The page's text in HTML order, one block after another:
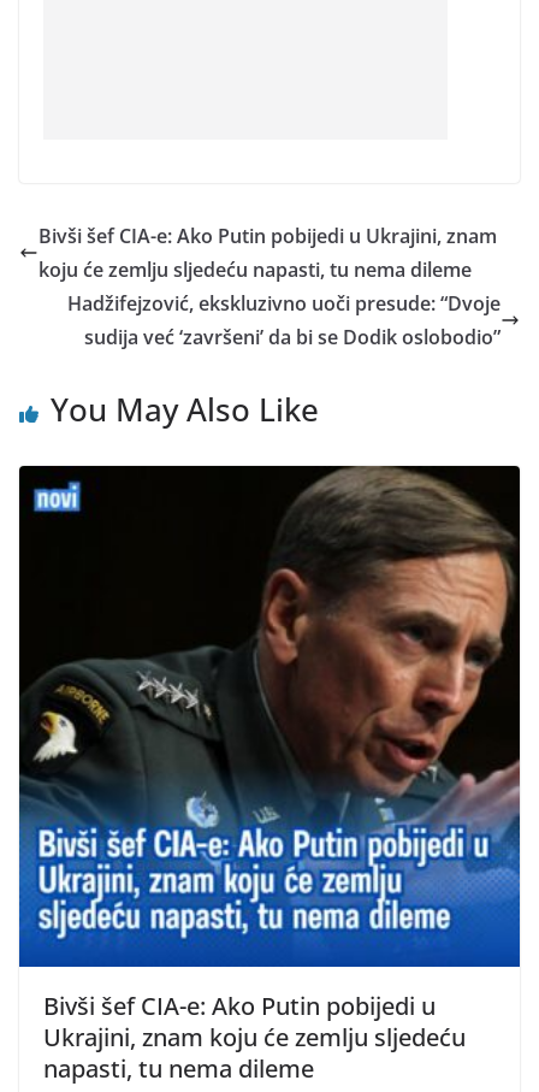
Bivši šef CIA-e: Ako Putin pobijedi u Ukrajini, znam
koju će zemlju sljedeću napasti, tu nema dileme
Hadžifejzović, ekskluzivno uoči presude: “Dvoje
sudija već ‘završeni’ da bi se Dodik oslobodio”
You May Also Like
Bivši šef CIA-e: Ako Putin pobijedi u
Ukrajini, znam koju će zemlju sljedeću
napasti, tu nema dileme